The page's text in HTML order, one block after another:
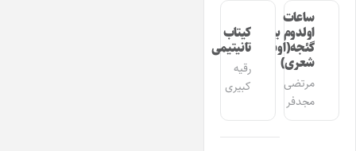
ساعات
اولدوم بیر
گئجه(اوشاق
شعری)
مرتضی
مجدفر
کیتاب
تانیتیمی
رقیه
کبیری